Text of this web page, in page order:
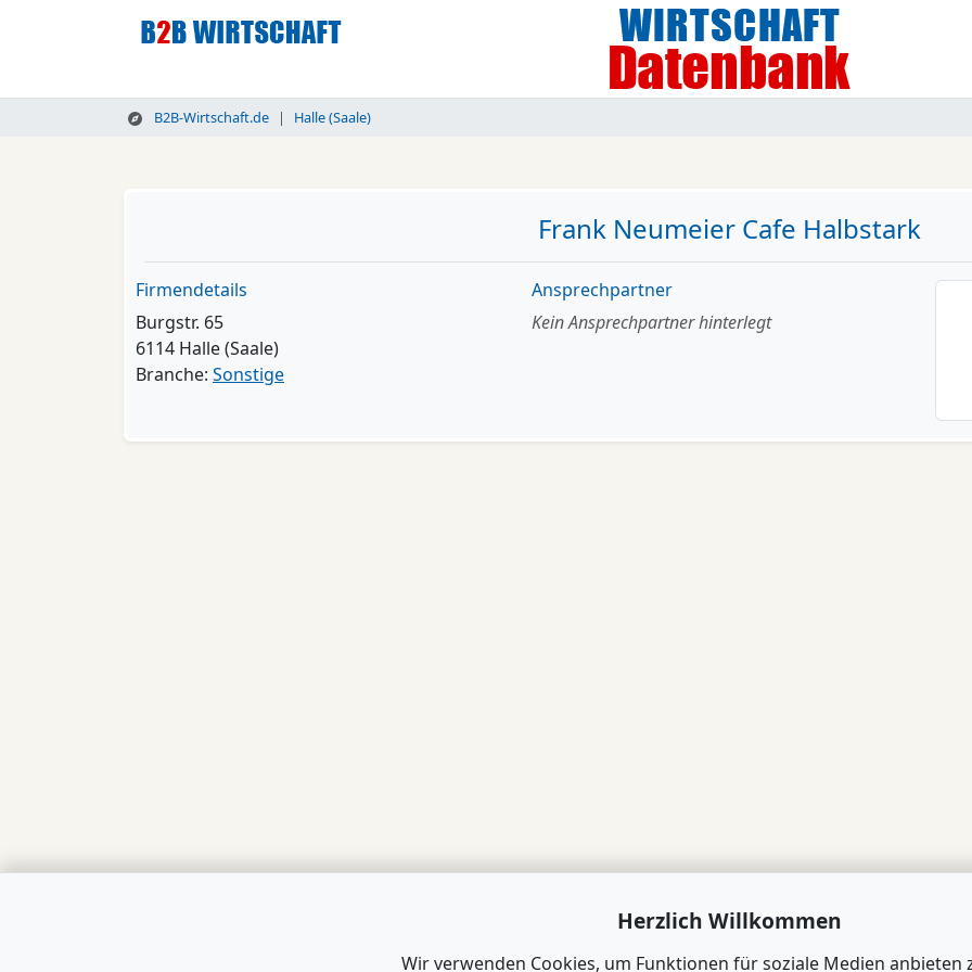
B2B-Wirtschaft.de Halle (Saale)
Frank Neumeier Cafe Halbstark
Firmendetails
Burgstr. 65
6114 Halle (Saale)
Branche: Sonstige
Ansprechpartner
Kein Ansprechpartner hinterlegt
Herzlich Willkommen
Wir verwenden Cookies, um Funktionen für soziale Medien anbieten